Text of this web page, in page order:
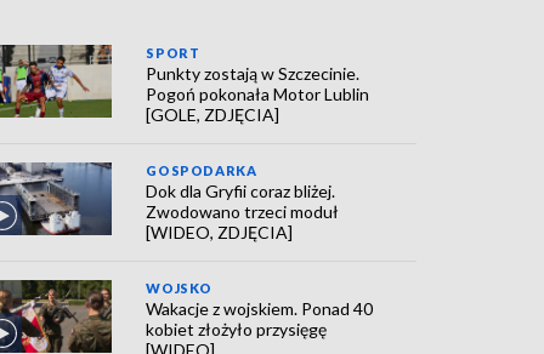
SPORT
Punkty zostają w Szczecinie.
Pogoń pokonała Motor Lublin
[GOLE, ZDJĘCIA]
GOSPODARKA
Dok dla Gryfii coraz bliżej.
Zwodowano trzeci moduł
[WIDEO, ZDJĘCIA]
WOJSKO
Wakacje z wojskiem. Ponad 40
kobiet złożyło przysięgę
[WIDEO]